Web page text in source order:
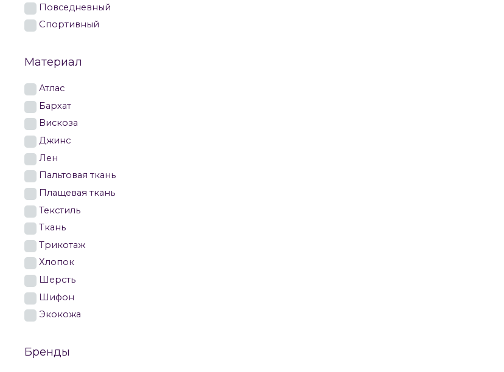
Повседневный
Спортивный
Материал
Атлас
Бархат
Вискоза
Джинс
Лен
Пальтовая ткань
Плащевая ткань
Текстиль
Ткань
Трикотаж
Хлопок
Шерсть
Шифон
Экокожа
Бренды